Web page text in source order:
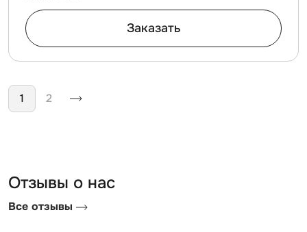
Заказать
Нумерация страниц
1 2
Отзывы о нас
Все отзывы